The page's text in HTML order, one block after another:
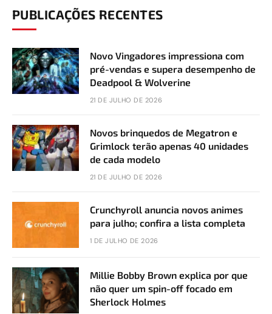
PUBLICAÇÕES RECENTES
Novo Vingadores impressiona com
pré-vendas e supera desempenho de
Deadpool & Wolverine
21 DE JULHO DE 2026
Novos brinquedos de Megatron e
Grimlock terão apenas 40 unidades
de cada modelo
21 DE JULHO DE 2026
Crunchyroll anuncia novos animes
para julho; confira a lista completa
1 DE JULHO DE 2026
Millie Bobby Brown explica por que
não quer um spin-off focado em
Sherlock Holmes